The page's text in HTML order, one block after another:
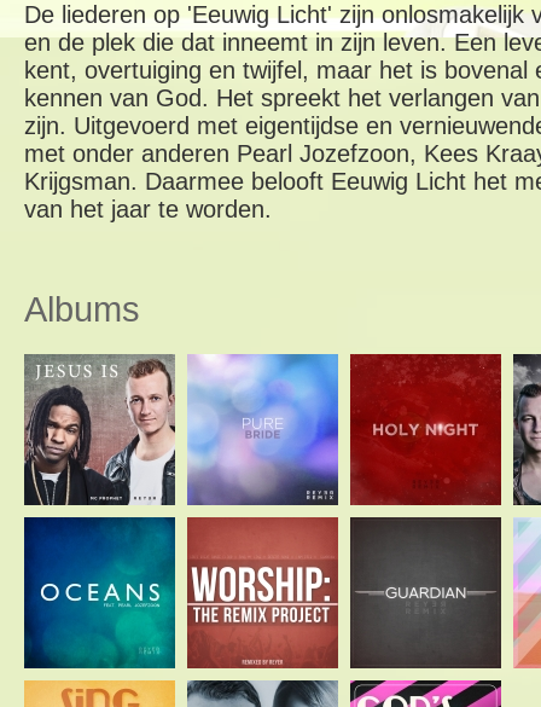
De liederen op 'Eeuwig Licht' zijn onlosmakelijk
en de plek die dat inneemt in zijn leven. Een
kent, overtuiging en twijfel, maar het is bovenal
kennen van God. Het spreekt het verlangen
zijn. Uitgevoerd met eigentijdse en
met onder anderen Pearl Jozefzoon, Kees
Krijgsman. Daarmee belooft Eeuwig Licht het
van het jaar te worden.
Albums